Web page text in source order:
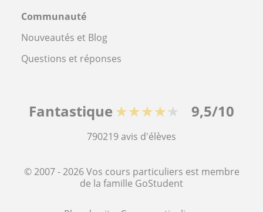
Communauté
Nouveautés et Blog
Questions et réponses
Fantastique ★★★★★ 9,5/10
790219avis d'élèves
© 2007 - 2026 Vos cours particuliers est membre
de la famille GoStudent